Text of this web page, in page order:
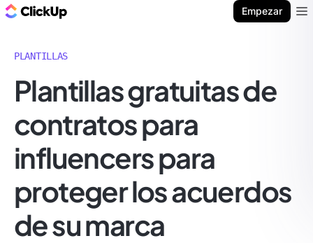
Empezar
PLANTILLAS
Plantillas gratuitas de
contratos para
influencers para
proteger los acuerdos
de su marca